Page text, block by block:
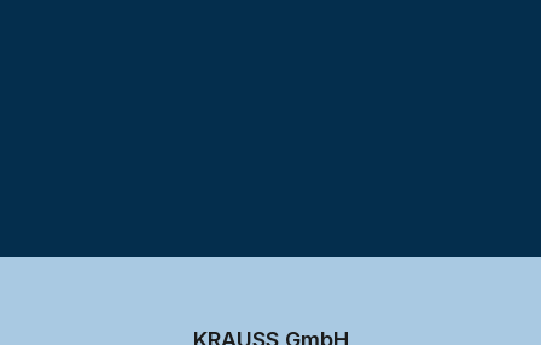
KRAUSS GmbH